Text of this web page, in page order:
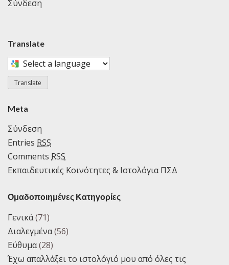
Σύνδεση
Translate
Select
a
language
to
this
page
Translate
Meta
Σύνδεση
Entries RSS
Comments RSS
Εκπαιδευτικές Κοινότητες & Ιστολόγια ΠΣΔ
Ομαδοποιημένες Κατηγορίες
Γενικά(71)
Διαλεγμένα(56)
Εύθυμα(28)
Έχω απαλλάξει το ιστολόγιό μου από όλες τις